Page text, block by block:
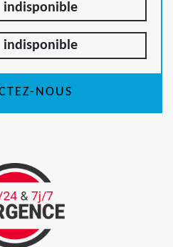
indisponible
indisponible
NOUS